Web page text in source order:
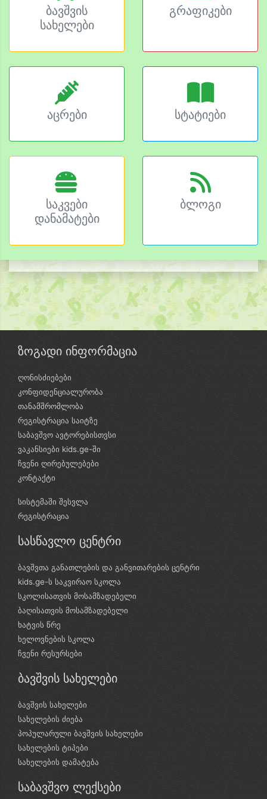
ბავშვის
სახელები
გრაფიკები
აცრები სტატიები
საკვები
დანამატები
ბლოგი
ზოგადი ინფორმაცია
ღონისძიებები
კონფიდენციალურობა
თანამშრომლობა
რეგისტრაცია საიტზე
საბავშვო ავტორებისთვსი
ვაკანსიები kids.ge-ში
ჩვენი ღირებულებები
კონტაქტი
სისტემაში შესვლა
რეგისტრაცია
სასწავლო ცენტრი
ბავშვთა განათლების და განვითარების ცენტრი
kids.ge-ს საკვირაო სკოლა
სკოლისათვის მოსამზადებელი
ბაღისათვის მოსამზადებელი
ხატვის წრე
ხელოვნების სკოლა
ჩვენი რესურსები
ბავშვის სახელები
ბავშვის სახელები
სახელების ძიება
პოპულარული ბავშვის სახელები
სახელების ტიპები
სახელების დამატება
საბავშვო ლექსები